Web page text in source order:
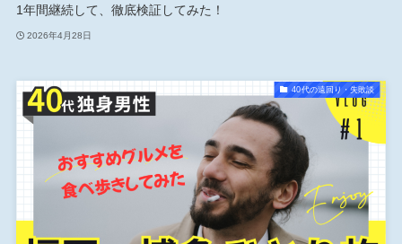
1年間継続して、徹底検証してみた！
2026年4月28日
40代の遠回り・失敗談